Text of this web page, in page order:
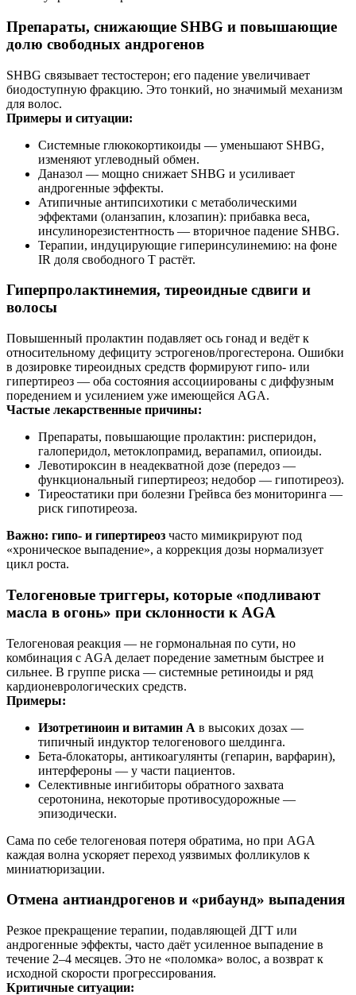
Препараты, снижающие SHBG и повышающие
долю свободных андрогенов
SHBG связывает тестостерон; его падение увеличивает
биодоступную фракцию. Это тонкий, но значимый механизм
для волос.
Примеры и ситуации:
Системные глюкокортикоиды — уменьшают SHBG,
изменяют углеводный обмен.
Даназол — мощно снижает SHBG и усиливает
андрогенные эффекты.
Атипичные антипсихотики с метаболическими
эффектами (оланзапин, клозапин): прибавка веса,
инсулинорезистентность — вторичное падение SHBG.
Терапии, индуцирующие гиперинсулинемию: на фоне
IR доля свободного Т растёт.
Гиперпролактинемия, тиреоидные сдвиги и
волосы
Повышенный пролактин подавляет ось гонад и ведёт к
относительному дефициту эстрогенов/прогестерона. Ошибки
в дозировке тиреоидных средств формируют гипо- или
гипертиреоз — оба состояния ассоциированы с диффузным
поредением и усилением уже имеющейся AGA.
Частые лекарственные причины:
Препараты, повышающие пролактин: рисперидон,
галоперидол, метоклопрамид, верапамил, опиоиды.
Левотироксин в неадекватной дозе (передоз —
функциональный гипертиреоз; недобор — гипотиреоз).
Тиреостатики при болезни Грейвса без мониторинга —
риск гипотиреоза.
Важно: гипо- и гипертиреоз часто мимикрируют под
«хроническое выпадение», а коррекция дозы нормализует
цикл роста.
Телогеновые триггеры, которые «подливают
масла в огонь» при склонности к AGA
Телогеновая реакция — не гормональная по сути, но
комбинация с AGA делает поредение заметным быстрее и
сильнее. В группе риска — системные ретиноиды и ряд
кардионеврологических средств.
Примеры:
Изотретиноин и витамин А в высоких дозах —
типичный индуктор телогенового шелдинга.
Бета-блокаторы, антикоагулянты (гепарин, варфарин),
интерфероны — у части пациентов.
Селективные ингибиторы обратного захвата
серотонина, некоторые противосудорожные —
эпизодически.
Сама по себе телогеновая потеря обратима, но при AGA
каждая волна ускоряет переход уязвимых фолликулов к
миниатюризации.
Отмена антиандрогенов и «рибаунд» выпадения
Резкое прекращение терапии, подавляющей ДГТ или
андрогенные эффекты, часто даёт усиленное выпадение в
течение 2–4 месяцев. Это не «поломка» волос, а возврат к
исходной скорости прогрессирования.
Критичные ситуации: